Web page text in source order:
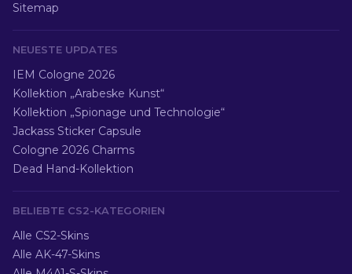
Sitemap
NEUESTE UPDATES
IEM Cologne 2026
Kollektion „Arabeske Kunst“
Kollektion „Spionage und Technologie“
Jackass Sticker Capsule
Cologne 2026 Charms
Dead Hand-Kollektion
BELIEBTE CS2-KATEGORIEN
Alle CS2-Skins
Alle AK-47-Skins